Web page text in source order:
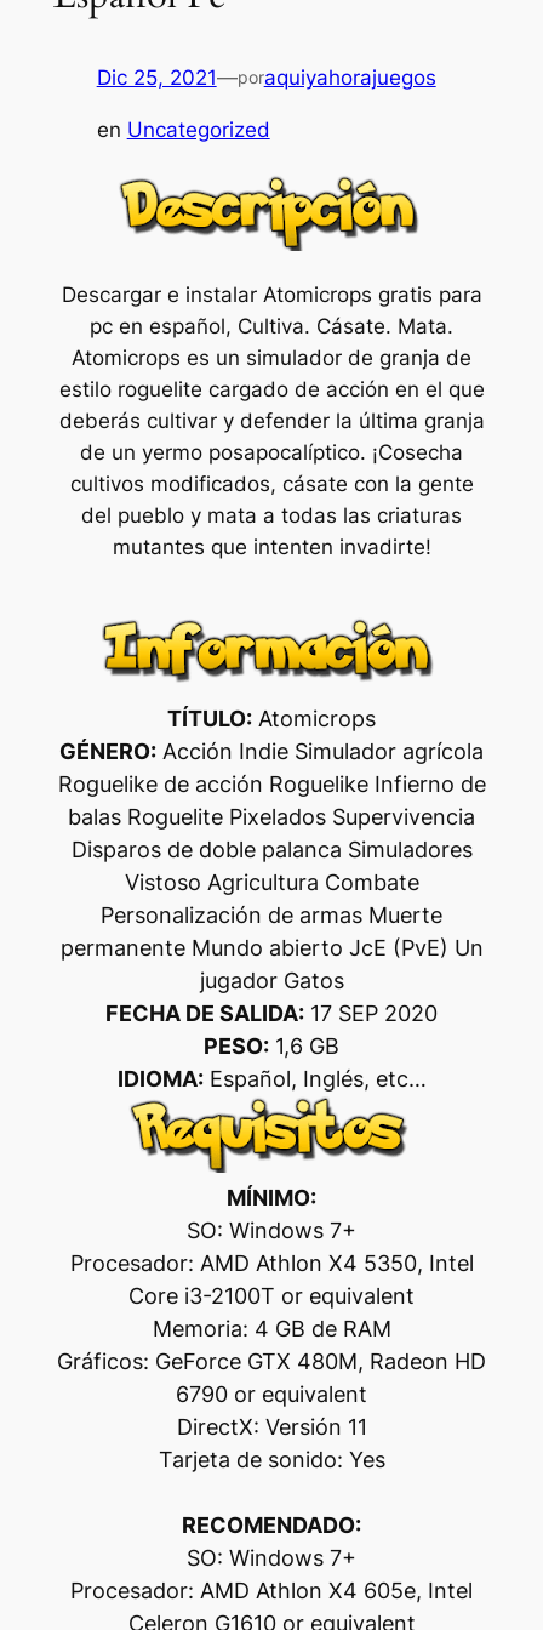
Dic 25, 2021—poraquiyahorajuegos
en Uncategorized
Descargar e instalar Atomicrops gratis para
pc en español, Cultiva. Cásate. Mata.
Atomicrops es un simulador de granja de
estilo roguelite cargado de acción en el que
deberás cultivar y defender la última granja
de un yermo posapocalíptico. ¡Cosecha
cultivos modificados, cásate con la gente
del pueblo y mata a todas las criaturas
mutantes que intenten invadirte!
TÍTULO: Atomicrops
GÉNERO: Acción Indie Simulador agrícola
Roguelike de acción Roguelike Infierno de
balas Roguelite Pixelados Supervivencia
Disparos de doble palanca Simuladores
Vistoso Agricultura Combate
Personalización de armas Muerte
permanente Mundo abierto JcE (PvE) Un
jugador Gatos
FECHA DE SALIDA: 17 SEP 2020
PESO: 1,6 GB
IDIOMA:Español, Inglés, etc…
MÍNIMO:
SO: Windows 7+
Procesador: AMD Athlon X4 5350, Intel
Core i3-2100T or equivalent
Memoria: 4 GB de RAM
Gráficos: GeForce GTX 480M, Radeon HD
6790 or equivalent
DirectX: Versión 11
Tarjeta de sonido: Yes
RECOMENDADO:
SO: Windows 7+
Procesador: AMD Athlon X4 605e, Intel
Celeron G1610 or equivalent